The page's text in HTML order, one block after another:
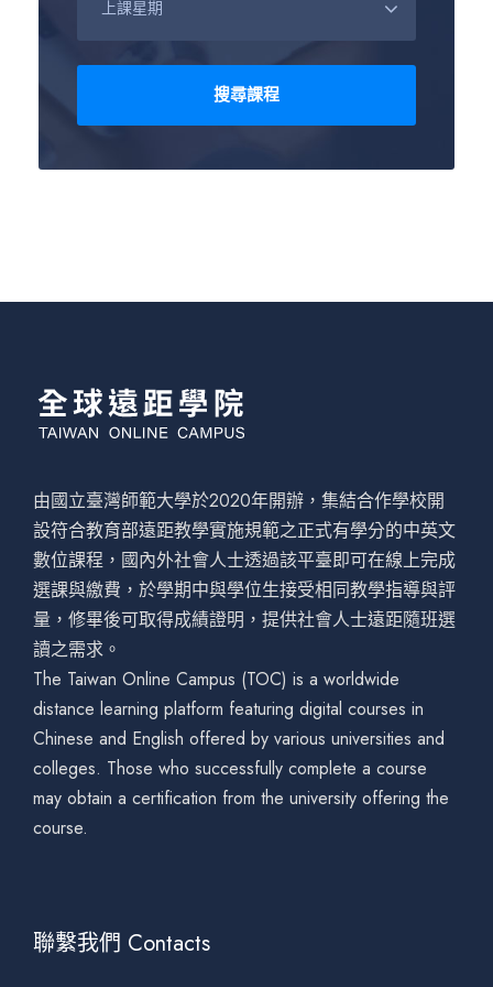
由國立臺灣師範大學於2020年開辦，集結合作學校開
設符合教育部遠距教學實施規範之正式有學分的中英文
數位課程，國內外社會人士透過該平臺即可在線上完成
選課與繳費，於學期中與學位生接受相同教學指導與評
量，修畢後可取得成績證明，提供社會人士遠距隨班選
讀之需求。
The Taiwan Online Campus (TOC) is a worldwide
distance learning platform featuring digital courses in
Chinese and English offered by various universities and
colleges. Those who successfully complete a course
may obtain a certification from the university offering the
course.
聯繫我們 Contacts